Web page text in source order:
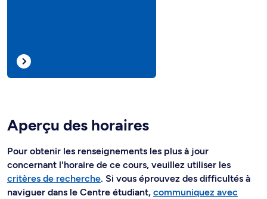
Aperçu des horaires
Pour obtenir les renseignements les plus à jour
concernant l'horaire de ce cours, veuillez utiliser les
critères de recherche. Si vous éprouvez des difficultés à
naviguer dans le Centre étudiant, communiquez avec